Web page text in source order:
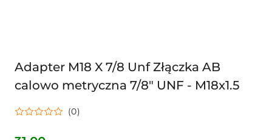
Adapter M18 X 7/8 Unf Złączka AB
calowo metryczna 7/8" UNF - M18x1.5
(0)